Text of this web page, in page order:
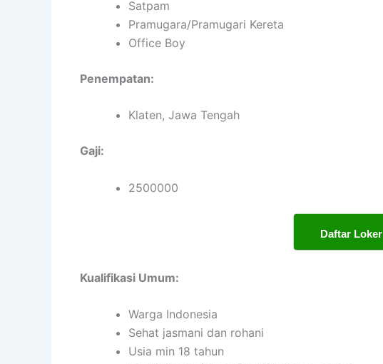
Satpam
Pramugara/Pramugari Kereta
Office Boy
Penempatan:
Klaten, Jawa Tengah
Gaji:
2500000
Daftar Loker
Kualifikasi Umum:
Warga Indonesia
Sehat jasmani dan rohani
Usia min 18 tahun